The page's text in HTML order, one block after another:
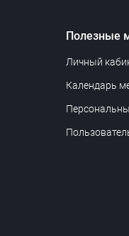
Полезные
Личный
Календарь